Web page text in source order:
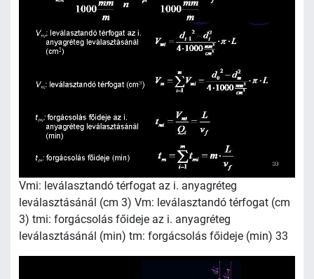
Vmi: leválasztandó térfogat az i. anyagréteg
leválasztásánál (cm 3) Vm: leválasztandó térfogat (cm
3) tmi: forgácsolás főideje az i. anyagréteg
leválasztásánál (min) tm: forgácsolás főideje (min) 33